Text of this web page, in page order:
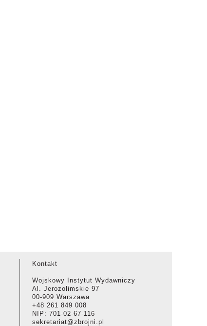
Kontakt
Wojskowy Instytut Wydawniczy
Al. Jerozolimskie 97
00-909 Warszawa
+48 261 849 008
NIP: 701-02-67-116
sekretariat@zbrojni.pl